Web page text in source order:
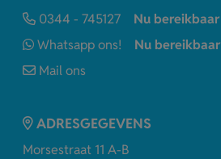
0344 - 745127
Nu bereikbaar
Whatsapp ons!
Nu bereikbaar
Mail ons
ADRESGEGEVENS
Morsestraat 11 A-B